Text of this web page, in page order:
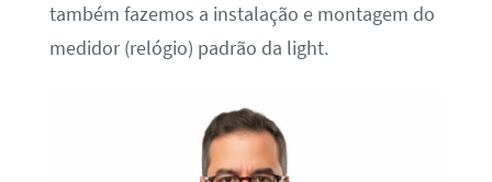
também fazemos a instalação e montagem do
medidor (relógio) padrão da light.